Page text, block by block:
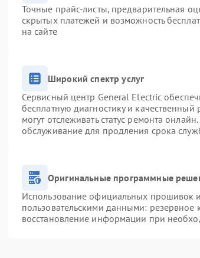
Точные прайс-листы, предварительная
скрытых платежей и возможность
на сайте
Широкий спектр услуг
Сервисный центр General Electric
бесплатную диагностику и
могут отслеживать статус ремонта
обслуживание для продления срока
Оригинальные программные
Использование официальных прошивок
пользовательскими данными:
восстановление информации при